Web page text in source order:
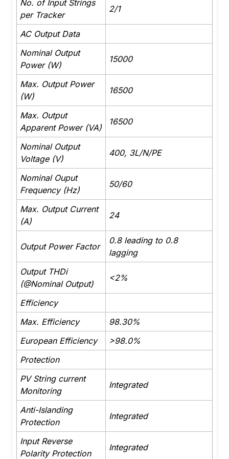
No. of Input Strings
per Tracker
2/1
AC Output Data
Nominal Output
Power (W)
15000
Max. Output Power
(W)
16500
Max. Output
Apparent Power (VA)
16500
Nominal Output
Voltage (V)
400, 3L/N/PE
Nominal Ouput
Frequency (Hz)
50/60
Max. Output Current
(A)
24
Output Power Factor
0.8 leading to 0.8
lagging
Output THDi
(@Nominal Output)
<2%
Efficiency
Max. Efficiency
98.30%
European Efficiency
>98.0%
Protection
PV String current
Monitoring
Integrated
Anti-Islanding
Protection
Integrated
Input Reverse
Polarity Protection
Integrated